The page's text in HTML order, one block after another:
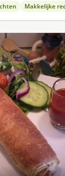
Makkelijke